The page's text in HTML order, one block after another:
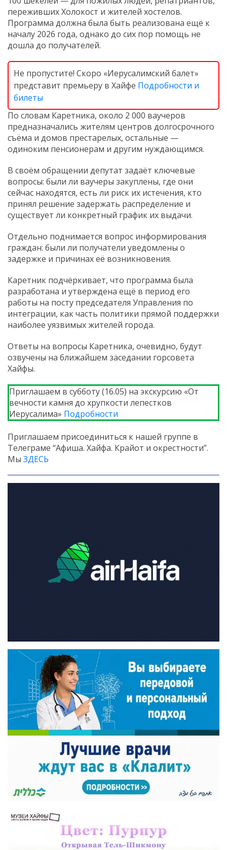
переживших Холокост и жителей хостелов.
Программа должна была быть реализована ещё к
началу 2026 года, однако до сих пор помощь не
дошла до получателей.
Не пропустите! Скоро «Иерусалимский балет»
представит премьеру в Хайфе Подробности и
билеты
По словам Каретника, около 2 000 ваучеров
предназначались жителям центров долгосрочного
съёма и домов престарелых, остальные —
одиноким пенсионерам и другим нуждающимся.
В своём обращении депутат задаёт ключевые
вопросы: были ли ваучеры закуплены, где они
сейчас находятся, есть ли риск их истечения, кто
принял решение задержать распределение и
существует ли конкретный график их выдачи.
Отдельно поднимается вопрос информирования
граждан: были ли получатели уведомлены о
задержке и причинах её возникновения.
Каретник подчёркивает, что программа была
разработана и утверждена ещё в период его
работы на посту председателя Управления по
интеграции, как часть политики прямой поддержки
наиболее уязвимых жителей города.
Ответы на вопросы Каретника, очевидно, будут
озвучены на ближайшем заседании горсовета
Хайфы.
Приглашаем в субботу (16.05) на экскурсию «От
вечности камня до хрупкости лепестков
Иерусалима» Подробности
Приглашаем присоединиться к нашей группе в
Телеграме “Афиша. Хайфа. Крайот и окрестности”.
Мы ЗДЕСЬ